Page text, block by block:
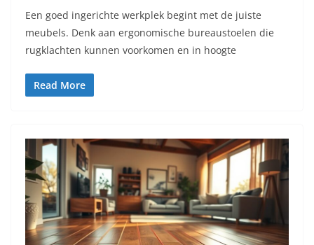
Een goed ingerichte werkplek begint met de juiste
meubels. Denk aan ergonomische bureaustoelen die
rugklachten kunnen voorkomen en in hoogte
Read More